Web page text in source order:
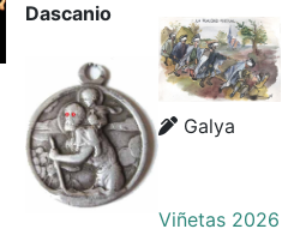
Dascanio
Details
Details
Galya
Viñetas 2026